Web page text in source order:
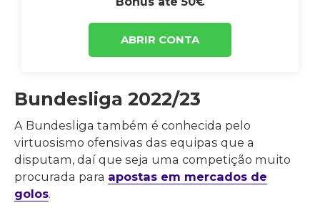
ABRIR CONTA
Bundesliga 2022/23
A Bundesliga também é conhecida pelo
virtuosismo ofensivas das equipas que a
disputam, daí que seja uma competição muito
procurada para apostas em mercados de
golos.